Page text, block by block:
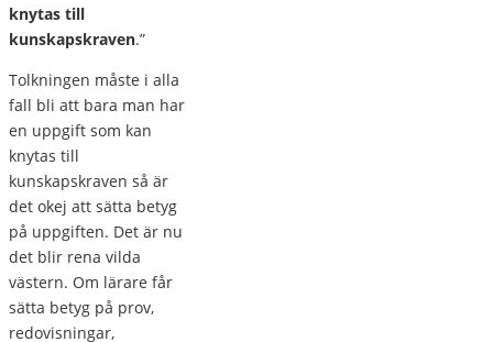
knytas till
kunskapskraven.”
Tolkningen måste i alla
fall bli att bara man har
en uppgift som kan
knytas till
kunskapskraven så är
det okej att sätta betyg
på uppgiften. Det är nu
det blir rena vilda
västern. Om lärare får
sätta betyg på prov,
redovisningar,